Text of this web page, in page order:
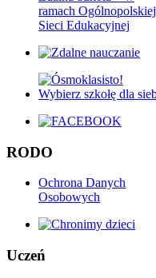
ramach Ogólnopolskiej
Sieci Edukacyjnej
RODO
Ochrona Danych
Osobowych
Uczeń